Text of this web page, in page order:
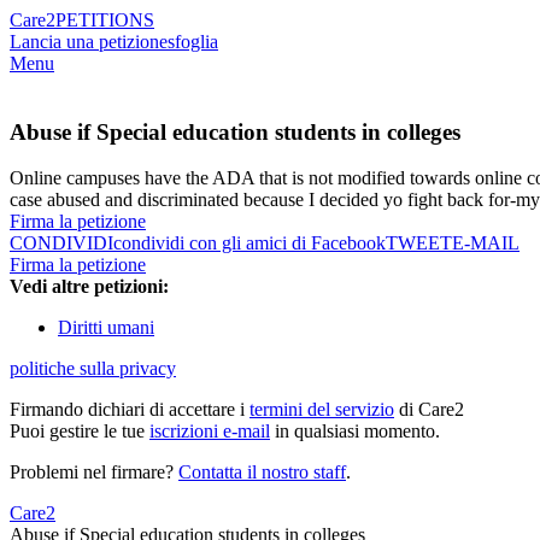
Care2PETITIONS
Lancia una petizionesfoglia
Menu
Abuse if Special education students in colleges
Online campuses have the ADA that is not modified towards online
case abused and discriminated because I decided yo fight back for-
Firma la petizione
CONDIVIDIcondividi con gli amici di FacebookTWEETE-MAIL
Firma la petizione
Vedi altre petizioni:
Diritti umani
politiche sulla privacy
Firmando dichiari di accettare i termini del servizio di Care2
Puoi gestire le tue iscrizioni e-mail in qualsiasi momento.
Problemi nel firmare? Contatta il nostro staff.
Care2
Abuse if Special education students in colleges